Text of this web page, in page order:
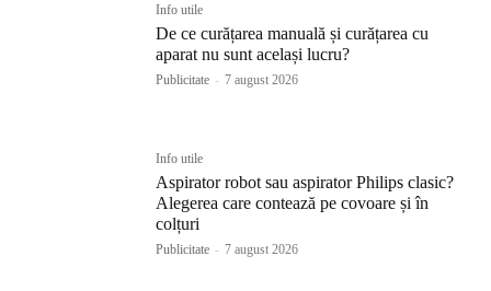
Info utile
De ce curățarea manuală și curățarea cu
aparat nu sunt același lucru?
Publicitate - 7 august 2026
Info utile
Aspirator robot sau aspirator Philips clasic?
Alegerea care contează pe covoare și în
colțuri
Publicitate - 7 august 2026